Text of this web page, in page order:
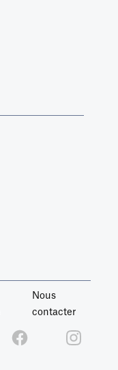
Nous
contacter